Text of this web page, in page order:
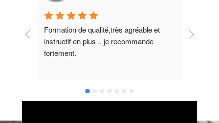
Formation de qualité,très agréable et
instructif en plus ., je recommande
fortement.